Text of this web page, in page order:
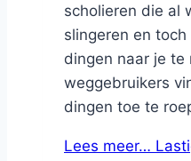
scholieren die al
slingeren en
dingen naar je te
weggebruikers
dingen toe te
Lees meer…